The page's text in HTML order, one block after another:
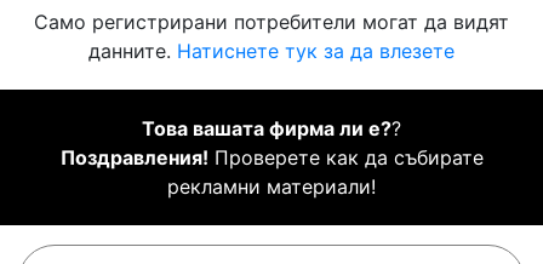
Само регистрирани потребители могат да видят
данните. Натиснете тук за да влезете
Това вашата фирма ли е??
Поздравления! Проверете как да събирате
рекламни материали!